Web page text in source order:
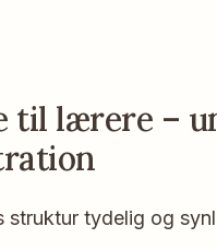
til lærere –
struktur tydelig og